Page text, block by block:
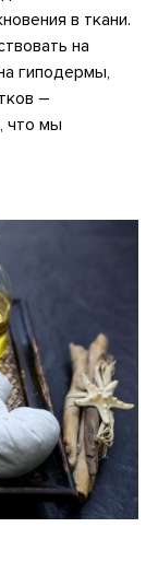
в ткани.
на
гиподермы,
–
что мы